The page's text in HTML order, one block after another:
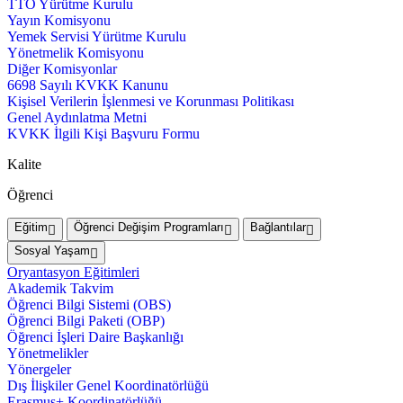
TTO Yürütme Kurulu
Yayın Komisyonu
Yemek Servisi Yürütme Kurulu
Yönetmelik Komisyonu
Diğer Komisyonlar
6698 Sayılı KVKK Kanunu
Kişisel Verilerin İşlenmesi ve Korunması Politikası
Genel Aydınlatma Metni
KVKK İlgili Kişi Başvuru Formu
Kalite
Öğrenci
Eğitim Öğrenci Değişim Programları
Bağlantılar
Sosyal Yaşam
Oryantasyon Eğitimleri
Akademik Takvim
Öğrenci Bilgi Sistemi (OBS)
Öğrenci Bilgi Paketi (OBP)
Öğrenci İşleri Daire Başkanlığı
Yönetmelikler
Yönergeler
Dış İlişkiler Genel Koordinatörlüğü